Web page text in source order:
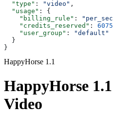
  "type"
: "video" ,
  "usage"
: {
    "billing_rule"
:
    "credits_reserved"
:
    "user_group"
:
"default"
  }
}
HappyHorse 1.1
HappyHorse
Video